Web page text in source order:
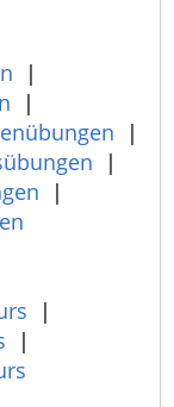
|
|
|
|
|
|
|